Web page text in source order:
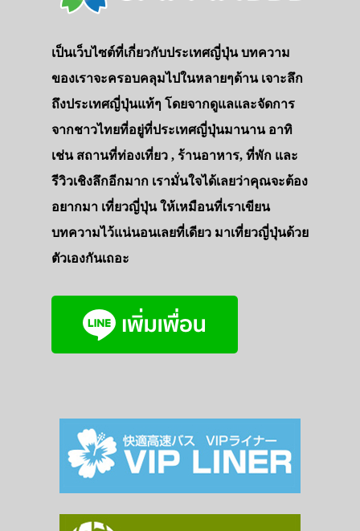
เป็นเว็บไซต์ที่เกี่ยวกับประเทศญี่ปุ่น บทความ
ของเราจะครอบคลุมไปในหลายๆด้าน เจาะลึก
ถึงประเทศญี่ปุ่นแท้ๆ โดยจากดูแลและจัดการ
จากชาวไทยที่อยู่ที่ประเทศญี่ปุ่นมานาน อาทิ
เช่น สถานที่ท่องเที่ยว , ร้านอาหาร, ที่พัก และ
รีวิวเชิงลึกอีกมาก เรามั่นใจได้เลยว่าคุณจะต้อง
อยากมา เที่ยวญี่ปุ่น ให้เหมือนที่เราเขียน
บทความไว้แน่นอนเลยที่เดียว มาเที่ยวญี่ปุ่นด้วย
ตัวเองกันเถอะ